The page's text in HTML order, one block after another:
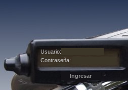
Usuario:
Contraseña: